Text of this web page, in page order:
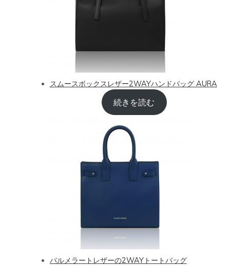
スムースボックスレザー2WAYハンドバッグ AURA
続きを読む
パルメラートレザーの2WAYトートバッグ